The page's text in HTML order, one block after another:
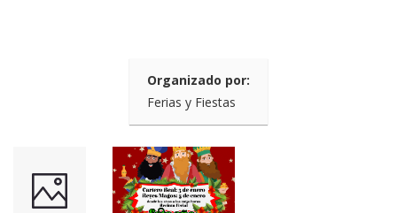
Organizado por:
Ferias y Fiestas